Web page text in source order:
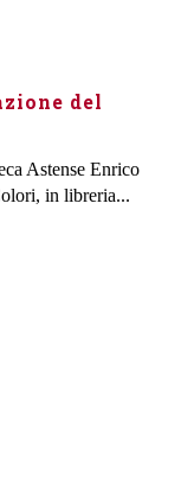
del
Astense Enrico
in libreria...